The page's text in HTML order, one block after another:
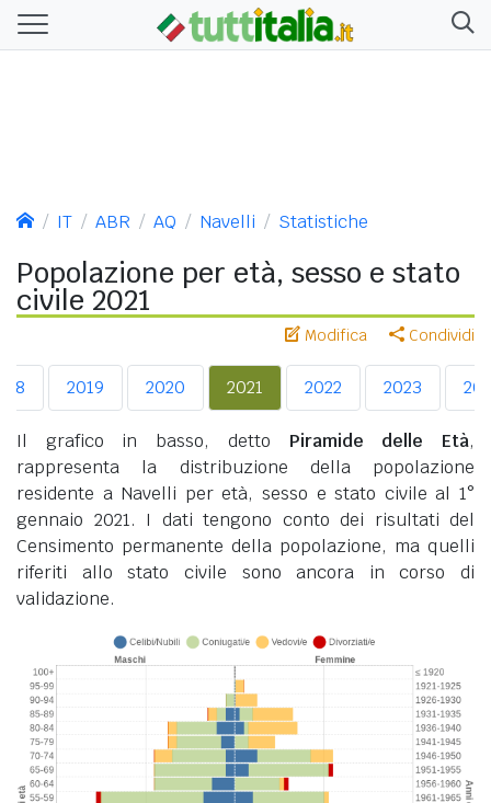
IT ABR AQ Navelli Statistiche
Popolazione per età, sesso e stato
civile 2021
Modifica Condividi
2019 2020 2021 2022 2023
Il grafico in basso, detto Piramide delle Età,
rappresenta la distribuzione della popolazione
residente a Navelli per età, sesso e stato civile al 1°
gennaio 2021. I dati tengono conto dei risultati del
Censimento permanente della popolazione, ma quelli
riferiti allo stato civile sono ancora in corso di
validazione.